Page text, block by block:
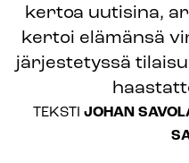
kertoa uutisina,
kertoi elämänsä
järjestetyssä
TEKSTI JOHAN